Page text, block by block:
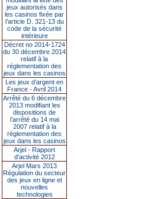
jeux autorisés dans
les casinos fixée par
l’article D. 321-13 du
code de la sécurité
intérieure
Décret no 2014-1724
du 30 décembre 2014
relatif à la
réglementation des
jeux dans les casinos
Les jeux d’argent en
France - Avril 2014
Arrêté du 6 décembre
2013 modifiant les
dispositions de
l’arrêté du 14 mai
2007 relatif à la
réglementation des
jeux dans les casinos
Arjel - Rapport
d'activité 2012
Arjel Mars 2013
Régulation du secteur
des jeux en ligne et
nouvelles
technologies